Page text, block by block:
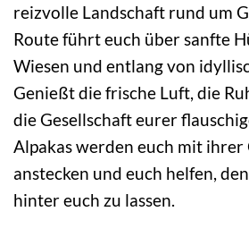
reizvolle Landschaft rund um
Route führt euch über sanfte
Wiesen und entlang von
Genießt die frische Luft, die
die Gesellschaft eurer
Alpakas werden euch mit ihrer
anstecken und euch helfen,
hinter euch zu lassen.